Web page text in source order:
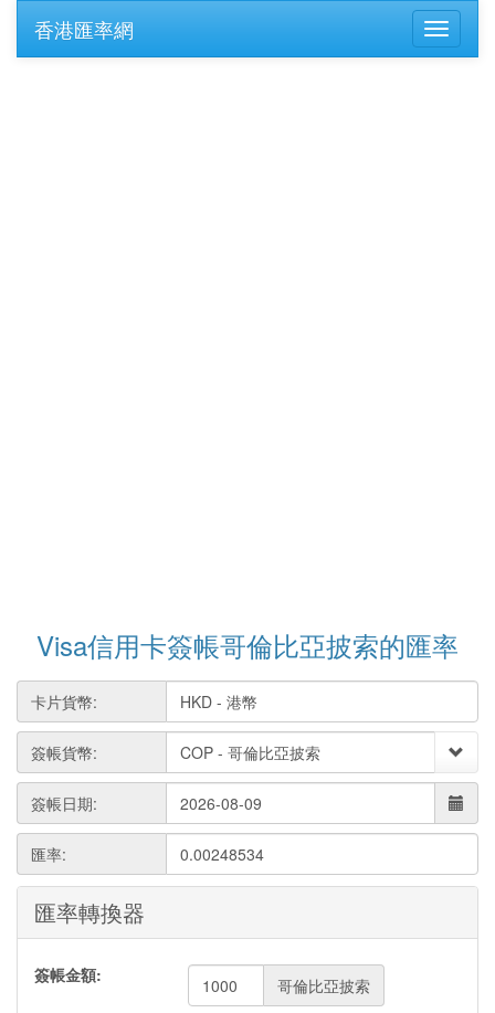
香港匯率網
Visa信用卡簽帳哥倫比亞披索的匯率
卡片貨幣:
簽帳貨幣:
簽帳日期:
匯率: 0.00248534
匯率轉換器
簽帳金額:
哥倫比亞披索